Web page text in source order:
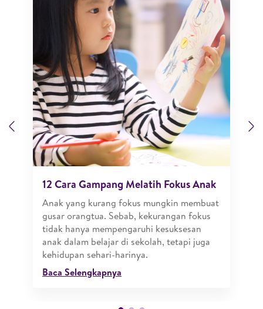
Previous
12 Cara Gampang Melatih Fokus Anak
Anak yang kurang fokus mungkin membuat
gusar orangtua. Sebab, kekurangan fokus
tidak hanya mempengaruhi kesuksesan
anak dalam belajar di sekolah, tetapi juga
kehidupan sehari-harinya.
Baca Selengkapnya